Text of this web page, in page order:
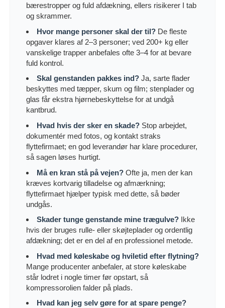
bærestropper og fuld afdækning, ellers risikerer I tab
og skrammer.
Hvor mange personer skal der til? De fleste
opgaver klares af 2–3 personer; ved 200+ kg eller
vanskelige trapper anbefales ofte 3–4 for at bevare
fuld kontrol.
Skal genstanden pakkes ind? Ja, sarte flader
beskyttes med tæpper, skum og film; stenplader og
glas får ekstra hjørnebeskyttelse for at undgå
kantbrud.
Hvad hvis der sker en skade? Stop arbejdet,
dokumentér med fotos, og kontakt straks
flyttefirmaet; en god leverandør har klare procedurer,
så sagen løses hurtigt.
Må en kran stå på vejen? Ofte ja, men der kan
kræves kortvarig tilladelse og afmærkning;
flyttefirmaet hjælper typisk med dette, så bøder
undgås.
Skader tunge genstande mine trægulve? Ikke
hvis der bruges rulle- eller skøjteplader og ordentlig
afdækning; det er en del af en professionel metode.
Hvad med køleskabe og hviletid efter flytning?
Mange producenter anbefaler, at store køleskabe
står lodret i nogle timer før opstart, så
kompressorolien falder på plads.
Hvad kan jeg selv gøre for at spare penge?